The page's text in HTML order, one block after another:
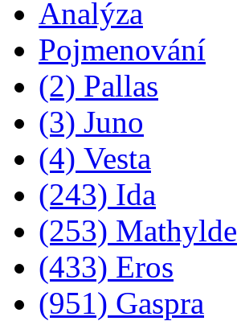
Analýza
Pojmenování
(2) Pallas
(3) Juno
(4) Vesta
(243) Ida
(253) Mathylde
(433) Eros
(951) Gaspra